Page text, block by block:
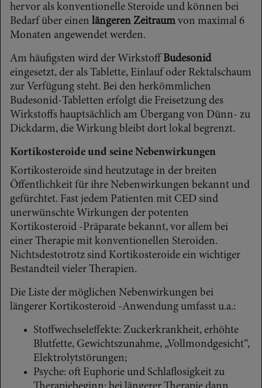
hervor als konventionelle Steroide und können bei
Bedarf über einen längeren Zeitraum von maximal 6
Monaten angewendet werden.
Am häufigsten wird der Wirkstoff Budesonid
eingesetzt, der als Tablette, Einlauf oder Rektalschaum
zur Verfügung steht. Bei den herkömmlichen
Budesonid-Tabletten erfolgt die Freisetzung des
Wirkstoffs hauptsächlich am Übergang von Dünn- zu
Dickdarm, die Wirkung bleibt dort lokal begrenzt.
Kortikosteroide und seine Nebenwirkungen
Kortikosteroide sind heutzutage in der breiten
Öffentlichkeit für ihre Nebenwirkungen bekannt und
gefürchtet. Fast jedem Patienten mit CED sind
unerwünschte Wirkungen der potenten
Kortikosteroid -Präparate bekannt, vor allem bei
einer Therapie mit konventionellen Steroiden.
Nichtsdestotrotz sind Kortikosteroide ein wichtiger
Bestandteil vieler Therapien.
Die Liste der möglichen Nebenwirkungen bei
längerer Kortikosteroid -Anwendung umfasst u.a.:
Stoffwechseleffekte: Zuckerkrankheit, erhöhte
Blutfette, Gewichtszunahme, „Vollmondgesicht“,
Elektrolytstörungen;
Psyche: oft Euphorie und Schlaflosigkeit zu